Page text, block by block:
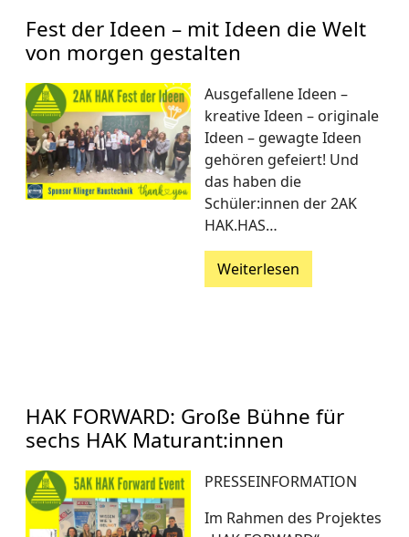
Fest der Ideen – mit Ideen die Welt
von morgen gestalten
Ausgefallene Ideen –
kreative Ideen – originale
Ideen – gewagte Ideen
gehören gefeiert! Und
das haben die
Schüler:innen der 2AK
HAK.HAS…
Weiterlesen
HAK FORWARD: Große Bühne für
sechs HAK Maturant:innen
PRESSEINFORMATION
Im Rahmen des Projektes